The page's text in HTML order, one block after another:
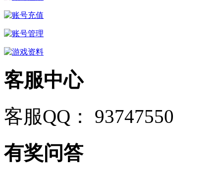
客服中心
客服QQ： 93747550
有奖问答